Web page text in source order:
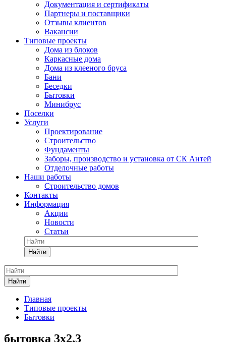
Документация и сертификаты
Партнеры и поставщики
Отзывы клиентов
Вакансии
Типовые проекты
Дома из блоков
Каркасные дома
Дома из клееного бруса
Бани
Беседки
Бытовки
Минибрус
Поселки
Услуги
Проектирование
Строительство
Фундаменты
Заборы, производство и установка от СК Антей
Отделочные работы
Наши работы
Строительство домов
Контакты
Информация
Акции
Новости
Статьи
Найти
Найти
Главная
Типовые проекты
Бытовки
бытовка 3х2,3